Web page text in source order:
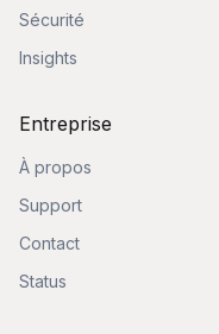
Sécurité
Insights
Entreprise
À propos
Support
Contact
Status